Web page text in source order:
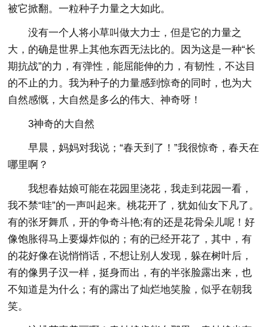
被它掀翻。一粒种子力量之大如此。
没有一个人将小草叫做大力士，但是它的力量之
大，的确是世界上其他东西无法比的。因为这是一种“长
期抗战”的力，有弹性，能屈能伸的力，有韧性，不达目
的不止的力。我为种子的力量感到惊奇的同时，也为大
自然感慨，大自然是多么的伟大、神奇呀！
3神奇的大自然
早晨，妈妈对我说；“春天到了！”我很惊奇，春天在
哪里啊？
我想春姑娘可能在花园里浇花，我走到花园一看，
我不禁“哇”的一声叫起来。桃花开了，犹如仙女下凡了。
有的张牙舞爪，开的争奇斗艳;有的还是花骨朵儿呢！好
像饱胀得马上要爆炸似的；有的已经开花了，其中，有
的花好像在说悄悄话，不想让别人发现，躲在树叶后，
有的像男子汉一样，挺身而出，有的半张脸露出来，也
不知道是为什么；有的露出了灿烂地笑脸，似乎在朝我
笑。